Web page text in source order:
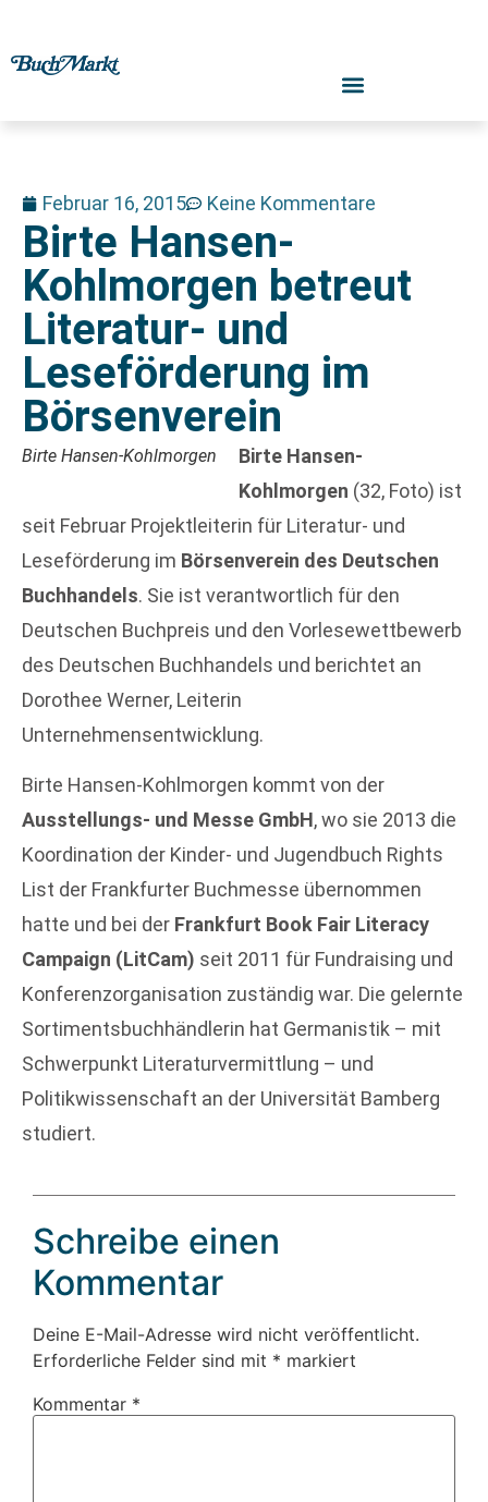
Februar 16, 2015 Keine Kommentare
Birte Hansen-
Kohlmorgen betreut
Literatur- und
Leseförderung im
Börsenverein
Birte Hansen-Kohlmorgen
Birte Hansen-
Kohlmorgen (32, Foto) ist
seit Februar Projektleiterin für Literatur- und
Leseförderung im Börsenverein des Deutschen
Buchhandels. Sie ist verantwortlich für den
Deutschen Buchpreis und den Vorlesewettbewerb
des Deutschen Buchhandels und berichtet an
Dorothee Werner, Leiterin
Unternehmensentwicklung.
Birte Hansen-Kohlmorgen kommt von der
Ausstellungs- und Messe GmbH, wo sie 2013 die
Koordination der Kinder- und Jugendbuch Rights
List der Frankfurter Buchmesse übernommen
hatte und bei der Frankfurt Book Fair Literacy
Campaign (LitCam) seit 2011 für Fundraising und
Konferenzorganisation zuständig war. Die gelernte
Sortimentsbuchhändlerin hat Germanistik – mit
Schwerpunkt Literaturvermittlung – und
Politikwissenschaft an der Universität Bamberg
studiert.
Schreibe einen
Kommentar
Deine E-Mail-Adresse wird nicht veröffentlicht.
Erforderliche Felder sind mit * markiert
Kommentar *